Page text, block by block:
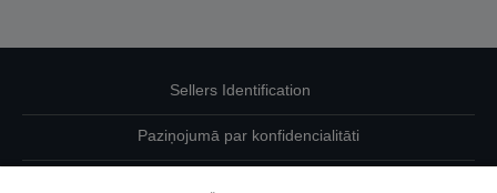
Sellers Identification
Paziņojumā par konfidencialitāti